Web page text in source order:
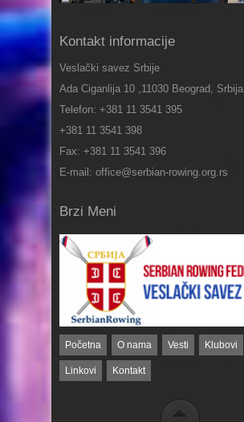
Kontakt informacije
Veslački savez Srbije
Ada Ciganlija 10 ,11030 Beograd, Srbija
Telefon: +381 11 3541 395
+381 11 3541 398
Fax: +381 11 3541 396
E-mail: office@serbian-rowing.org.rs
Brzi Meni
Početna O nama Vesti Klubovi
Linkovi Kontakt